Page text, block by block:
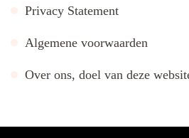
Privacy Statement
Algemene voorwaarden
Over ons, doel van deze